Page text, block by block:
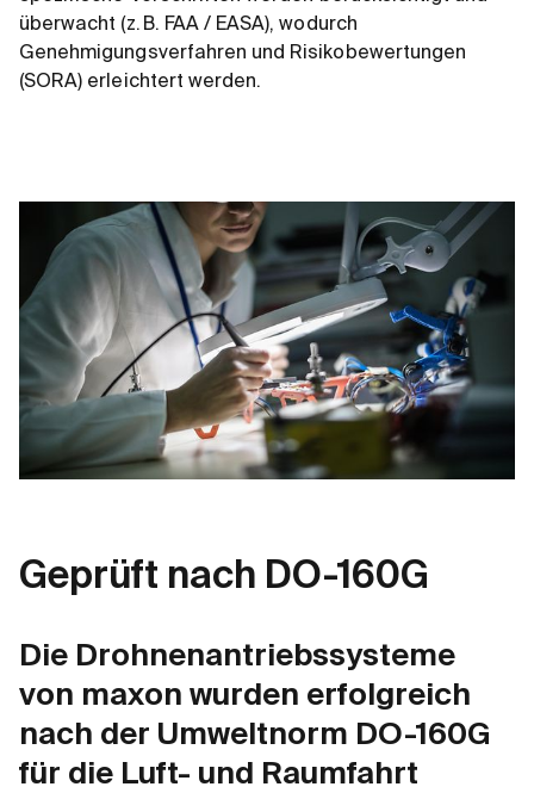
überwacht (z. B. FAA / EASA), wodurch
Genehmigungsverfahren und Risikobewertungen
(SORA) erleichtert werden.
Geprüft nach DO-160G
Die Drohnenantriebssysteme
von maxon wurden erfolgreich
nach der Umweltnorm DO-160G
für die Luft- und Raumfahrt